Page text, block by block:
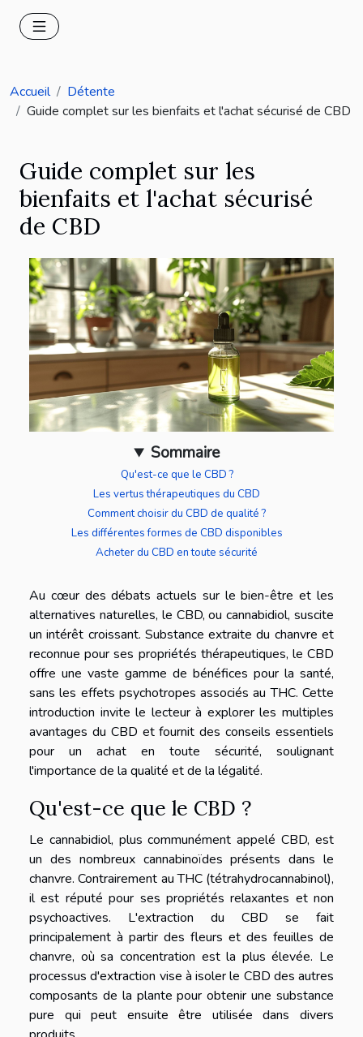
Accueil
Détente
Guide complet sur les bienfaits et l'achat sécurisé de CBD
Guide complet sur les
bienfaits et l'achat sécurisé
de CBD
Sommaire
Qu'est-ce que le CBD ?
Les vertus thérapeutiques du CBD
Comment choisir du CBD de qualité ?
Les différentes formes de CBD disponibles
Acheter du CBD en toute sécurité
Au cœur des débats actuels sur le bien-être et les
alternatives naturelles, le CBD, ou cannabidiol, suscite
un intérêt croissant. Substance extraite du chanvre et
reconnue pour ses propriétés thérapeutiques, le CBD
offre une vaste gamme de bénéfices pour la santé,
sans les effets psychotropes associés au THC. Cette
introduction invite le lecteur à explorer les multiples
avantages du CBD et fournit des conseils essentiels
pour un achat en toute sécurité, soulignant
l'importance de la qualité et de la légalité.
Qu'est-ce que le CBD ?
Le cannabidiol, plus communément appelé CBD, est
un des nombreux cannabinoïdes présents dans le
chanvre. Contrairement au THC (tétrahydrocannabinol),
il est réputé pour ses propriétés relaxantes et non
psychoactives. L'extraction du CBD se fait
principalement à partir des fleurs et des feuilles de
chanvre, où sa concentration est la plus élevée. Le
processus d'extraction vise à isoler le CBD des autres
composants de la plante pour obtenir une substance
pure qui peut ensuite être utilisée dans divers